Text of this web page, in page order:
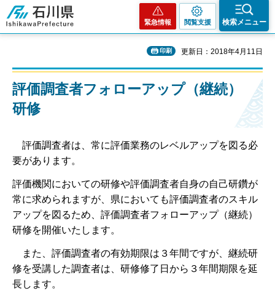
石川県
緊急情報 閲覧支援 検索メニュー
印刷 更新日：2018年4月11日
評価調査者フォローアップ（継続）
研修
評価調査者は、常に評価業務のレベルアップを図る必
要があります。
評価機関においての研修や評価調査者自身の自己研鑽が
常に求められますが、県においても評価調査者のスキル
アップを図るため、評価調査者フォローアップ（継続）
研修を開催いたします。
また、評価調査者の有効期限は３年間ですが、継続研
修を受講した調査者は、研修修了日から３年間期限を延
長します。